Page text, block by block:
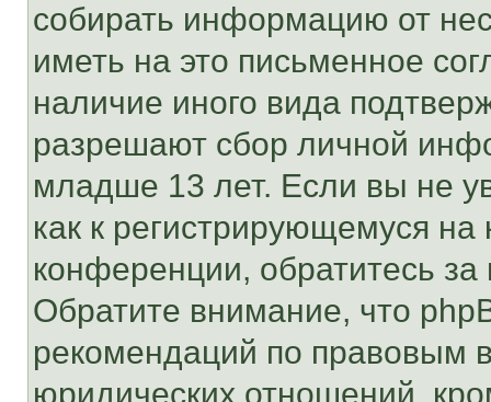
собирать информацию от
иметь на это письменное
наличие иного вида
разрешают сбор личной
младше 13 лет. Если вы не
как к регистрирующемуся
конференции, обратитесь
Обратите внимание, что
рекомендаций по правовым
юридических отношений,